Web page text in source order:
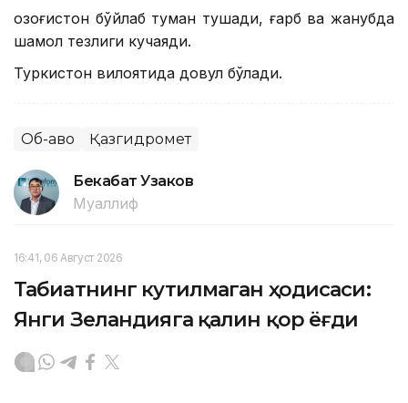
Қозоғистон бўйлаб туман тушади, ғарб ва жанубда
шамол тезлиги кучаяди.
Туркистон вилоятида довул бўлади.
Об-ҳаво Қазгидромет
Бекабат Узаков
Муаллиф
16:41, 06 Август 2026
Табиатнинг кутилмаган ҳодисаси:
Янги Зеландияга қалин қор ёғди